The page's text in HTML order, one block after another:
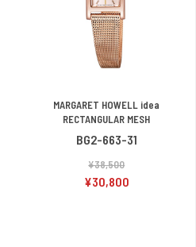
MARGARET HOWELL idea
RECTANGULAR MESH
BG2-663-31
¥38,500
¥30,800